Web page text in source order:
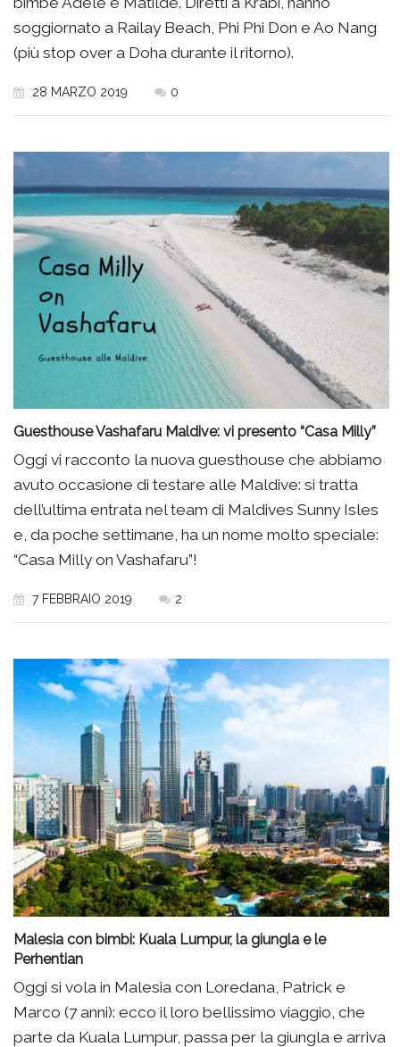
soggiornato a Railay Beach, Phi Phi Don e Ao Nang
(più stop over a Doha durante il ritorno).
28 MARZO 2019 0
Guesthouse Vashafaru Maldive: vi presento “Casa Milly”
Oggi vi racconto la nuova guesthouse che abbiamo
avuto occasione di testare alle Maldive: si tratta
dell’ultima entrata nel team di Maldives Sunny Isles
e, da poche settimane, ha un nome molto speciale:
“Casa Milly on Vashafaru”!
7 FEBBRAIO 2019 2
Malesia con bimbi: Kuala Lumpur, la giungla e le
Perhentian
Oggi si vola in Malesia con Loredana, Patrick e
Marco (7 anni): ecco il loro bellissimo viaggio, che
parte da Kuala Lumpur, passa per la giungla e arriva